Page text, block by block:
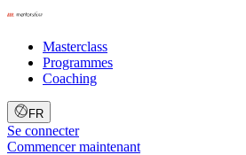
Masterclass
Programmes
Coaching
FR
Se connecter
Commencer maintenant